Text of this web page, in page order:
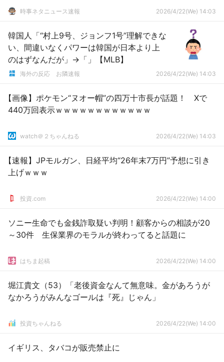
時事ネタニュース速報 2026/4/22(We) 14:03
韓国人「“村上9号、ジョンフ1号”理解できな
い、間違いなくパワーは韓国が日本より上
のはずなんだが」→「」【MLB】
海外の反応 お隣速報 2026/4/22(We) 14:03
【画像】ポケモン“ヌオー帽”の四万十市長が話題！ Xで
440万回表示ｗｗｗｗｗｗｗｗｗｗｗｗ
watch＠２ちゃんねる 2026/4/22(We) 14:03
【速報】JPモルガン、日経平均“26年末7万円”予想に引き
上げｗｗｗ
投資.com 2026/4/22(We) 14:00
ソニー生命でも金銭詐取疑い判明！顧客からの相談が20
～30件 生保業界のモラルが終わってると話題に
はちま起稿 2026/4/22(We) 14:00
堀江貴文（53）「老後資金なんて無意味。金があろうが
なかろうがみんなゴールは『死』じゃん」
投資ちゃんねる 2026/4/22(We) 14:00
イギリス、タバコが販売禁止に